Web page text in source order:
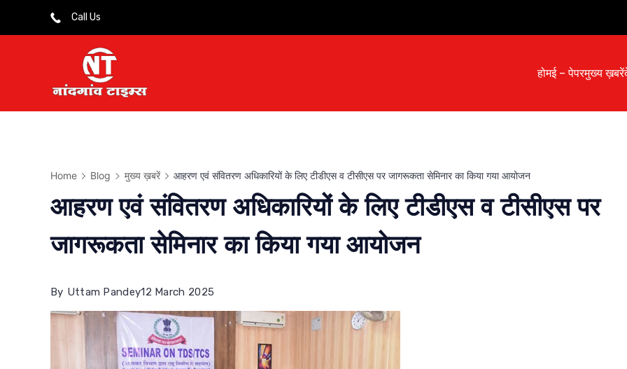
to
Call Us
होमई – पेपरमुख्य ख़बरें
Home Blog मुख्य ख़बरें आहरण एवं संवितरण अधिकारियों के लिए टीडीएस व टीसीएस पर जागरूकता सेमिनार का किया गया आयोजन
आहरण एवं संवितरण अधिकारियों के लिए टीडीएस व टीसीएस पर
जागरूकता सेमिनार का किया गया आयोजन
By Uttam Pandey12 March 2025